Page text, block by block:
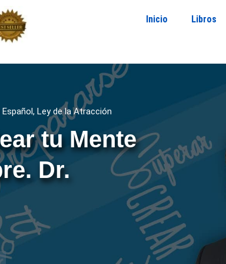
Inicio Libros
, Ley de la Atracción
tu Mente
Dr.